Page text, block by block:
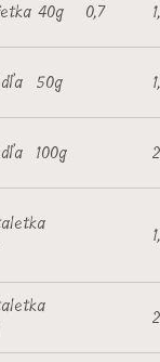
40g 0,7
50g
100g